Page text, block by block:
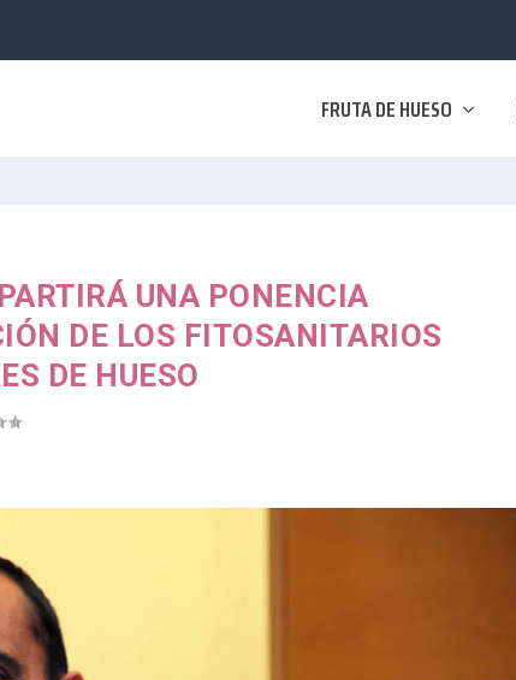
FRUTA DE HUESO
UNA PONENCIA
DE LOS FITOSANITARIOS
DE HUESO